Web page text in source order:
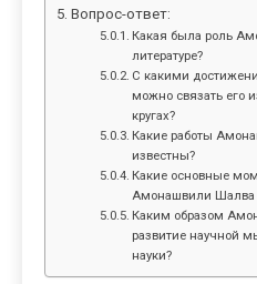
Вопрос-ответ:
Какая была роль
литературе?
С какими
можно связать его
кругах?
Какие работы
известны?
Какие основные
Амонашвили Шалва
Каким образом
развитие научной
науки?